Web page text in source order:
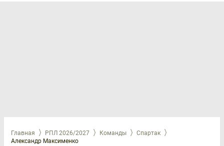
Главная РПЛ 2026/2027 Команды
Спартак
Александр Максименко